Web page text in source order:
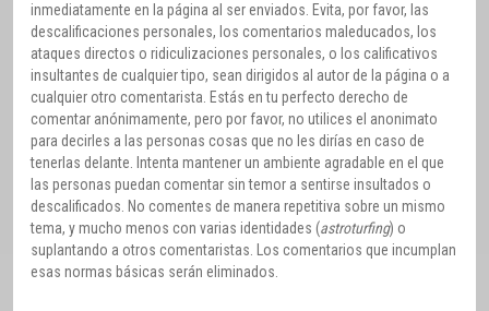
inmediatamente en la página al ser enviados. Evita, por favor, las
descalificaciones personales, los comentarios maleducados, los
ataques directos o ridiculizaciones personales, o los calificativos
insultantes de cualquier tipo, sean dirigidos al autor de la página o a
cualquier otro comentarista. Estás en tu perfecto derecho de
comentar anónimamente, pero por favor, no utilices el anonimato
para decirles a las personas cosas que no les dirías en caso de
tenerlas delante. Intenta mantener un ambiente agradable en el que
las personas puedan comentar sin temor a sentirse insultados o
descalificados. No comentes de manera repetitiva sobre un mismo
tema, y mucho menos con varias identidades (astroturfing) o
suplantando a otros comentaristas. Los comentarios que incumplan
esas normas básicas serán eliminados.